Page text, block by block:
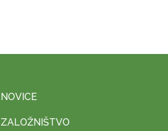
NOVICE
ZALOŽNIŠTVO